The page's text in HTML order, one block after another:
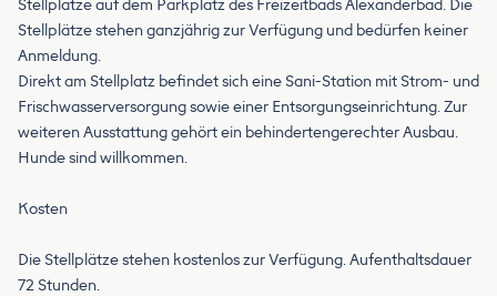
Stellplätze auf dem Parkplatz des Freizeitbads Alexanderbad. Die
Stellplätze stehen ganzjährig zur Verfügung und bedürfen keiner
Anmeldung.
Direkt am Stellplatz befindet sich eine Sani-Station mit Strom- und
Frischwasserversorgung sowie einer Entsorgungseinrichtung. Zur
weiteren Ausstattung gehört ein behindertengerechter Ausbau.
Hunde sind willkommen.
Kosten
Die Stellplätze stehen kostenlos zur Verfügung. Aufenthaltsdauer
72 Stunden.